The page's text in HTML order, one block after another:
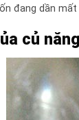
đang dần mất
củ năng